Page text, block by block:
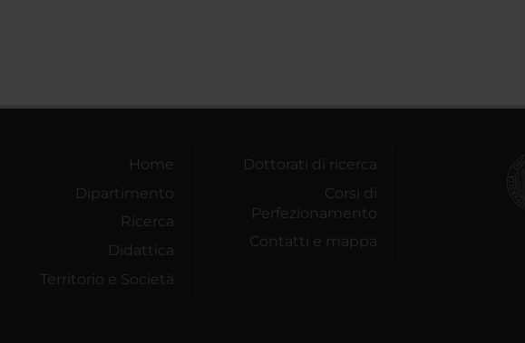
Home
Dipartimento
Ricerca
Didattica
Territorio e Società
Dottorati di ricerca
Corsi di
Perfezionamento
Contatti e mappa